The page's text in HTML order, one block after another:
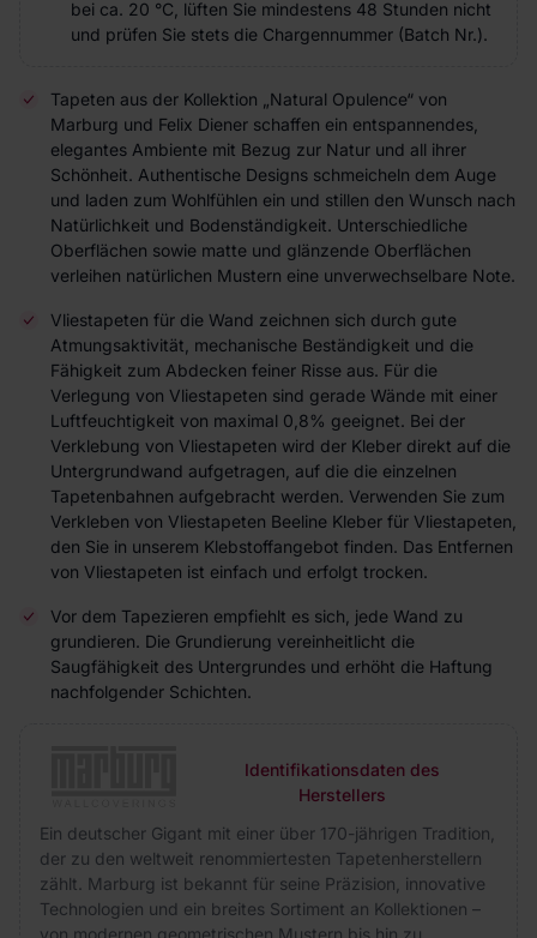
bei ca. 20 °C, lüften Sie mindestens 48 Stunden nicht
und prüfen Sie stets die Chargennummer (Batch Nr.).
Tapeten aus der Kollektion „Natural Opulence“ von
Marburg und Felix Diener schaffen ein entspannendes,
elegantes Ambiente mit Bezug zur Natur und all ihrer
Schönheit. Authentische Designs schmeicheln dem Auge
und laden zum Wohlfühlen ein und stillen den Wunsch nach
Natürlichkeit und Bodenständigkeit. Unterschiedliche
Oberflächen sowie matte und glänzende Oberflächen
verleihen natürlichen Mustern eine unverwechselbare Note.
Vliestapeten für die Wand zeichnen sich durch gute
Atmungsaktivität, mechanische Beständigkeit und die
Fähigkeit zum Abdecken feiner Risse aus. Für die
Verlegung von Vliestapeten sind gerade Wände mit einer
Luftfeuchtigkeit von maximal 0,8% geeignet. Bei der
Verklebung von Vliestapeten wird der Kleber direkt auf die
Untergrundwand aufgetragen, auf die die einzelnen
Tapetenbahnen aufgebracht werden. Verwenden Sie zum
Verkleben von Vliestapeten Beeline Kleber für Vliestapeten,
den Sie in unserem Klebstoffangebot finden. Das Entfernen
von Vliestapeten ist einfach und erfolgt trocken.
Vor dem Tapezieren empfiehlt es sich, jede Wand zu
grundieren. Die Grundierung vereinheitlicht die
Saugfähigkeit des Untergrundes und erhöht die Haftung
nachfolgender Schichten.
Identifikationsdaten des
Herstellers
Ein deutscher Gigant mit einer über 170-jährigen Tradition,
der zu den weltweit renommiertesten Tapetenherstellern
zählt. Marburg ist bekannt für seine Präzision, innovative
Technologien und ein breites Sortiment an Kollektionen –
von modernen geometrischen Mustern bis hin zu